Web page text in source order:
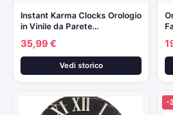
Instant Karma Clocks Orologio
in Vinile da Parete…
35,99 €
Vedi storico
-